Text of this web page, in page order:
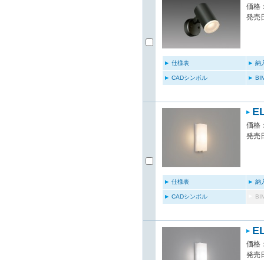
価格
発売
仕様表 納
CADシンボル
価格
発売
仕様表 納
CADシンボル
価格
発売